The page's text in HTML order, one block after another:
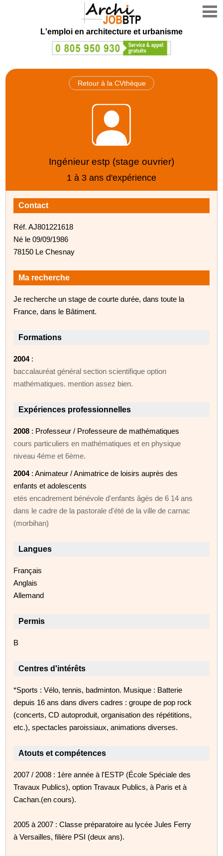
L'emploi en architecture et urbanisme
Retour à la CVthèque
Ingénieur estp (stage ouvrier)
1 à 3 ans d'expérience
Contact
Réf. AJ801221618
Né le 09/09/1986
78150 Le Chesnay
Ma recherche
Je recherche un stage de courte durée, dans toute la
France, dans le Bâtiment.
Formations
2004:
baccalauréat général section scientifique option
mathématiques. mention assez bien.
Expériences professionnelles
2008 : Professeur / Professeure de mathématiques
cours particuliers en mathématiques et en physique
niveau 4éme et 6ème.
2004: Animateur / Animatrice de loisirs auprès des
enfants et adolescents
etés encadrement bénévole d'enfants âgés de 6 14 ans
dans le cadre de la pastorale d'été de la ville de carnac
(morbihan)
Langues
Français
Anglais
Allemand
Permis
B
Centres d'intérêts
*Sports : Vélo, tennis, badminton. Musique : Batterie
depuis 16 ans dans divers cadres : groupe de pop rock
(concerts, CD autoproduit, organisation des répétitions,
etc.), spectacles paroissiaux, animations diverses.
Atouts et compétences
2007 / 2008 : 1ère année à l'ESTP (École Spéciale des
Travaux Publics), option Travaux Publics, à Paris et à
Cachan.(en cours).
2005 à 2007 : Classe préparatoire au lycée Jules Ferry
à Versailles, filière PSI (deux ans).